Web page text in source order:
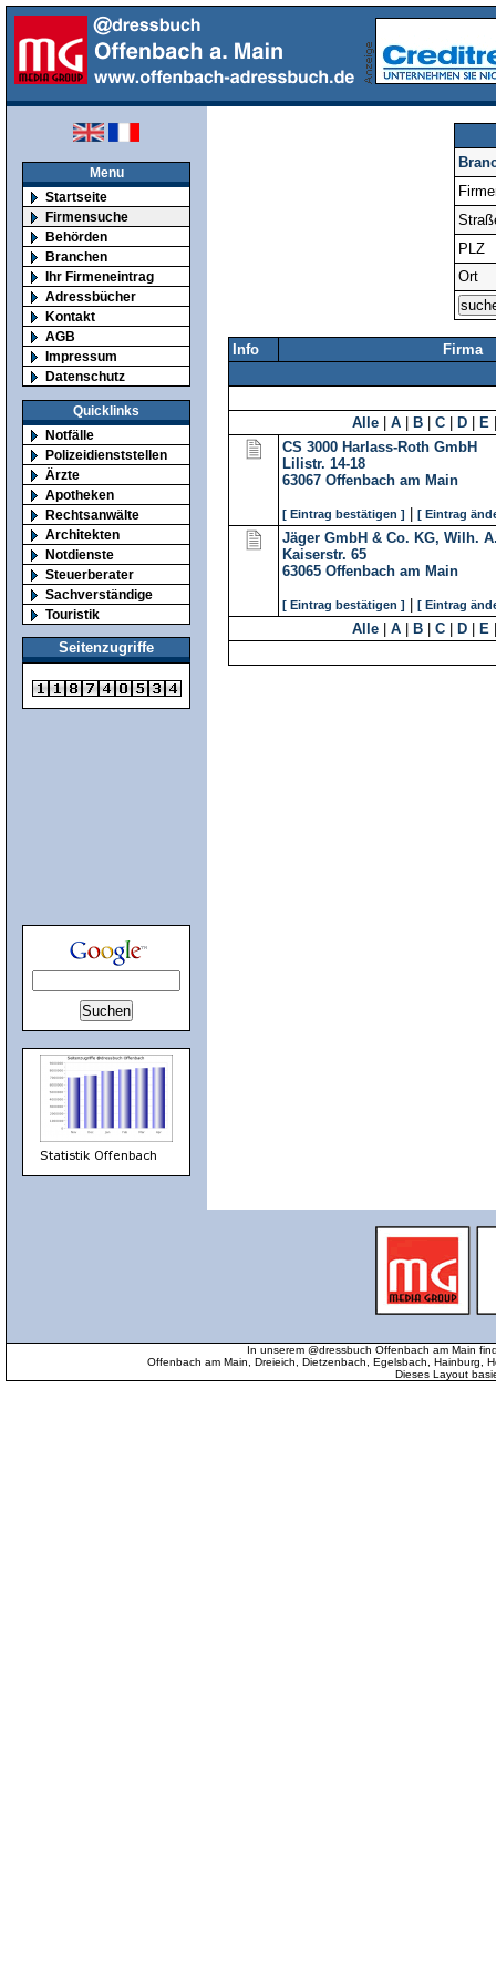
Menu
Startseite
Firmensuche
Behörden
Branchen
Ihr Firmeneintrag
Adressbücher
Kontakt
AGB
Impressum
Datenschutz
Quicklinks
Notfälle
Polizeidienststellen
Ärzte
Apotheken
Rechtsanwälte
Architekten
Notdienste
Steuerberater
Sachverständige
Touristik
Seitenzugriffe
PLZ
Ort
Info Firma
Alle A B C D E
CS 3000 Harlass-Roth GmbH
Lilistr. 14-18
63067 Offenbach am Main
[ Eintrag bestätigen ] [ Eintrag
Jäger GmbH & Co. KG, Wilh.
Kaiserstr. 65
63065 Offenbach am Main
[ Eintrag bestätigen ] [ Eintrag
Alle A B C D E
In unserem @dressbuch Offenbach am Main
Offenbach am Main, Dreieich, Dietzenbach, Egelsbach, Hainburg,
Dieses Layout